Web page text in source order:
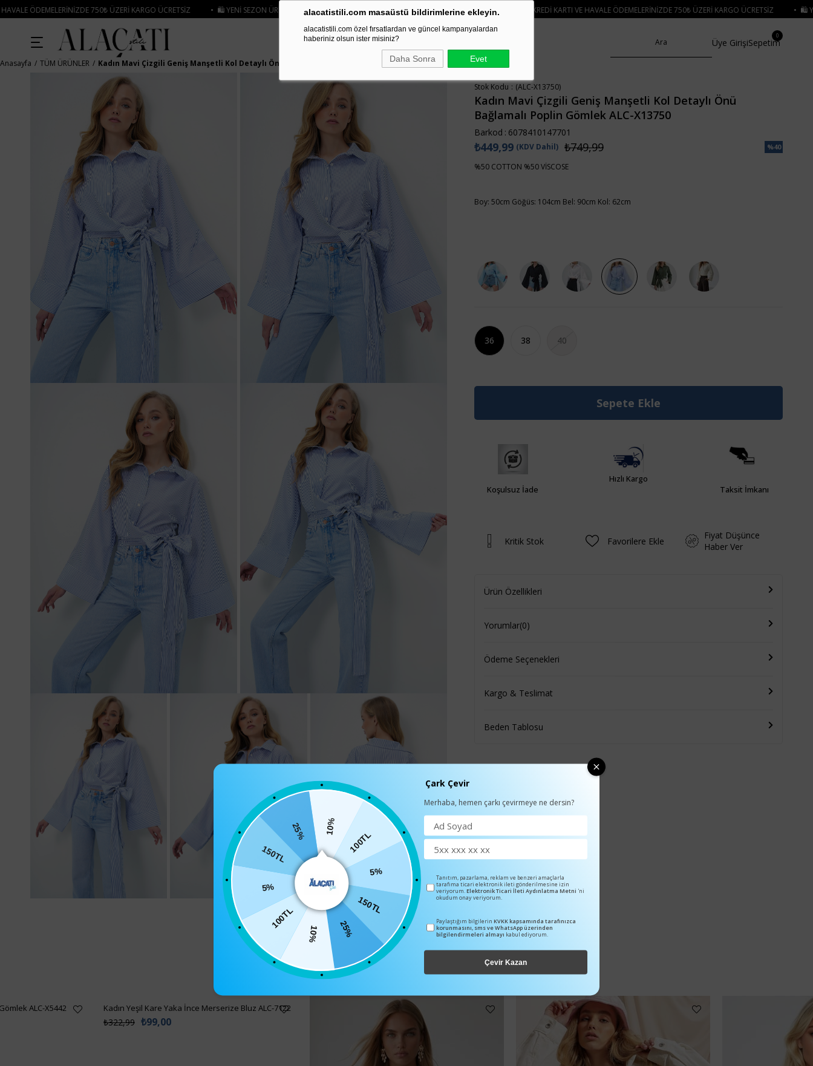
alacatistili.com masaüstü bildirimlerine ekleyin.
alacatistili.com özel fırsatlardan ve güncel kampanyalardan
haberiniz olsun ister misiniz?
Daha Sonra Evet
ÜZERI KARGO ÜCRETSIZ • 🛍️ YENI SEZON ÜRÜNLERINDE 2 ÜRÜN VE ÜZERI SIPARIŞLERDE SEPETTE%15 İNDIRIM • 🚚 KREDI KARTI VE HAVALE ÖDEMELERINIZDE 750₺ ÜZERI KARGO ÜCRETSIZ • 🛍️ YENI SEZON ÜRÜNLERINDE 2
Üye GirişiSepetim
0
Anasayfa TÜM ÜRÜNLER Kadın Mavi Çizgili Geniş Manşetli Kol Detaylı Önü Bağlamalı Poplin Gömlek ALC-X13750
Stok Kodu (ALC-X13750)
Kadın Mavi Çizgili Geniş Manşetli Kol Detaylı Önü
Bağlamalı Poplin Gömlek ALC-X13750
Barkod : 6078410147701
%40
₺749,99
₺449,99 (KDV Dahil)
%50 COTTON %50 VİSCOSE
Boy: 50cm Göğüs: 104cm Bel: 90cm Kol: 62cm
36 38 40
Koşulsuz İade
Hızlı Kargo
Taksit İmkanı
Kritik Stok Favorilere Ekle
Fiyat Düşünce
Haber Ver
Ürün Özellikleri
Yorumlar(0)
Ödeme Seçenekleri
Kargo & Teslimat
Beden Tablosu
BENZER ÜRÜNLER
ALC-X5442 Kadın Yeşil Kare Yaka İnce Merserize Bluz ALC-7122
₺99,00
₺322,99
10%
100TL
5%
150TL
25%
10%
100TL
5%
150TL
25%
Çark Çevir
Merhaba, hemen çarkı çevirmeye ne dersin?
Tanıtım, pazarlama, reklam ve benzeri amaçlarla
tarafıma ticari elektronik ileti gönderilmesine izin
veriyorum. Elektronik Ticari İleti Aydınlatma Metni 'ni
okudum onay veriyorum.
Paylaştığım bilgilerin KVKK kapsamında tarafınızca
korunmasını, sms ve WhatsApp üzerinden
bilgilendirmeleri almayı kabul ediyorum.
Çevir Kazan